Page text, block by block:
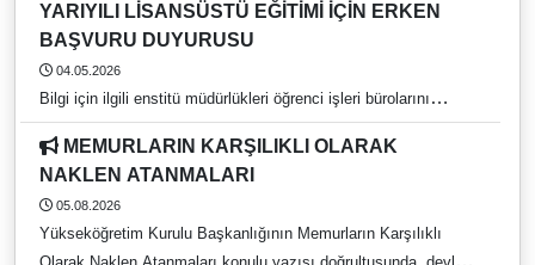
YARIYILI LİSANSÜSTÜ EĞİTİMİ İÇİN ERKEN
BAŞVURU DUYURUSU
04.05.2026
Bilgi için ilgili enstitü müdürlükleri öğrenci işleri bürolarını
arayınız. https://rehber.adu.edu.tr/
NAKLEN ATANMALARI
05.08.2026
Yükseköğretim Kurulu Başkanlığının Memurların Karşılıklı